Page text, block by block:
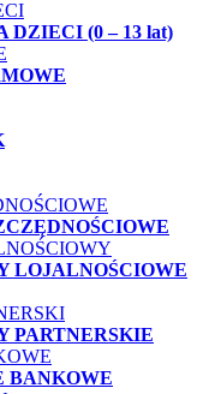
DZIECI (0 – 13 lat)
LOJALNOŚCIOWE
PARTNERSKIE
BANKOWE